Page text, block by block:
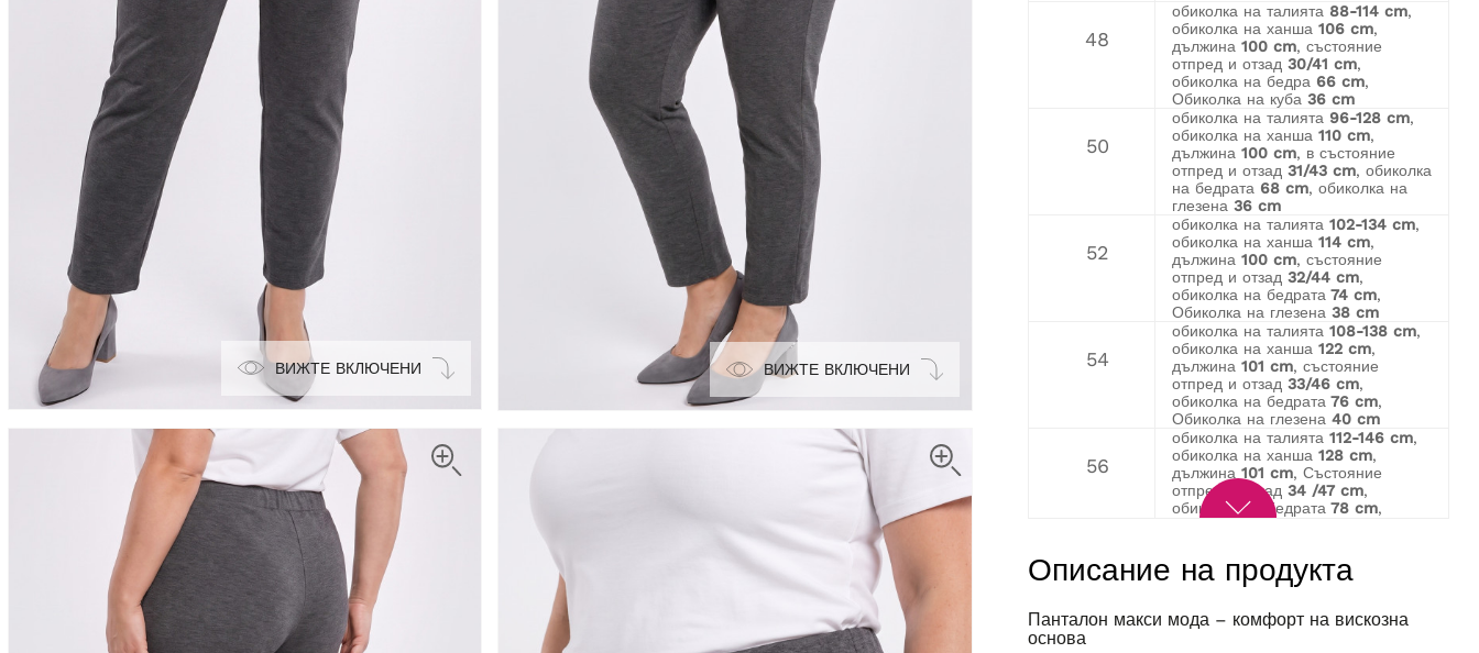
ВИЖТЕ ВКЛЮЧЕНИ ВИЖТЕ ВКЛЮЧЕНИ
48
обиколка на талията 88-114 cm,
обиколка на ханша 106 cm,
дължина 100 cm, състояние
отпред и отзад 30/41 cm,
обиколка на бедра 66 cm,
Обиколка на куба 36 cm
50
обиколка на талията 96-128 cm,
обиколка на ханша 110 cm,
дължина 100 cm, в състояние
отпред и отзад 31/43 cm, обиколка
на бедрата 68 cm, обиколка на
глезена 36 cm
52
обиколка на талията 102-134 cm,
обиколка на ханша 114 cm,
дължина 100 cm, състояние
отпред и отзад 32/44 cm,
обиколка на бедрата 74 cm,
Обиколка на глезена 38 cm
54
обиколка на талията 108-138 cm,
обиколка на ханша 122 cm,
дължина 101 cm, състояние
отпред и отзад 33/46 cm,
обиколка на бедрата 76 cm,
Обиколка на глезена 40 cm
56
обиколка на талията 112-146 cm,
обиколка на ханша 128 cm,
дължина 101 cm, Състояние
отпред и отзад 34 /47 cm,
обиколка на бедрата 78 cm,
58
обиколка на ханша 134 cm
дължина
101 cm, състояние
обиколка на бедрата 80 cm,
Обиколка на глезена
Описание на продукта
панталон макси мода – комфорт на вискозна
основа